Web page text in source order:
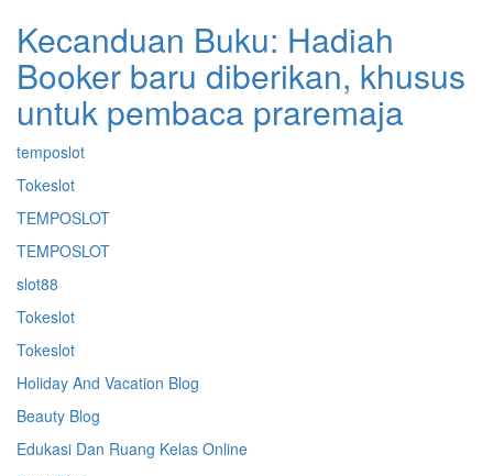
Kecanduan Buku: Hadiah
Booker baru diberikan, khusus
untuk pembaca praremaja
temposlot
Tokeslot
TEMPOSLOT
TEMPOSLOT
slot88
Tokeslot
Tokeslot
Holiday And Vacation Blog
Beauty Blog
Edukasi Dan Ruang Kelas Online